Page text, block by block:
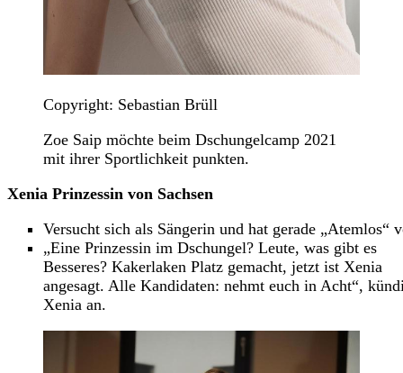
Copyright: Sebastian Brüll
Zoe Saip möchte beim Dschungelcamp 2021
mit ihrer Sportlichkeit punkten.
Xenia Prinzessin von Sachsen
Versucht sich als Sängerin und hat gerade „Atemlos“
„Eine Prinzessin im Dschungel? Leute, was gibt es
Besseres? Kakerlaken Platz gemacht, jetzt ist Xenia
angesagt. Alle Kandidaten: nehmt euch in Acht“,
Xenia an.